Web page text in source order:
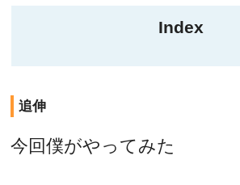
Index
追伸
今回僕がやってみた